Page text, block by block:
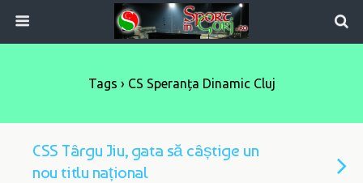
Tags › CS Speranța Dinamic Cluj
CSS Târgu Jiu, gata să câștige un
nou titlu național